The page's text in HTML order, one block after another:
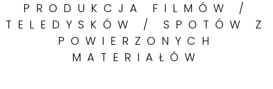
PRODUKCJA FILMÓW /
TELEDYSKÓW / SPOTÓW Z
POWIERZONYCH
MATERIAŁÓW